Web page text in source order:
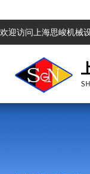
欢迎访问上海思峻机械